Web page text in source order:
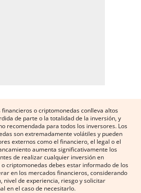
o criptomonedas conlleva altos
de parte o la totalidad de la inversión, y
recomendada para todos los inversores. Los
son extremadamente volátiles y pueden
externos como el financiero, el legal o el
aumenta significativamente los
de realizar cualquier inversión en
criptomonedas debes estar informado de los
en los mercados financieros, considerando
nivel de experiencia, riesgo y solicitar
en el caso de necesitarlo.